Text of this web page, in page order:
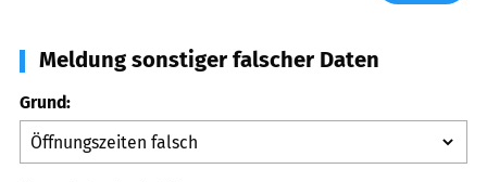
Meldung sonstiger falscher Daten
Grund: